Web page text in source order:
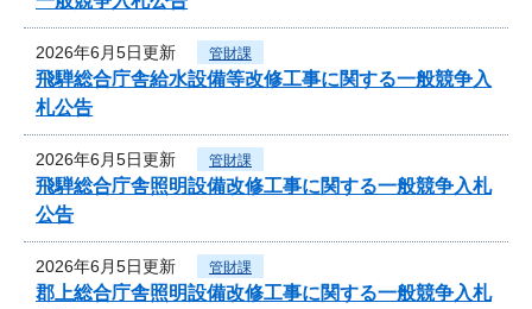
2026年6月5日更新 管財課
飛騨総合庁舎給水設備等改修工事に関する一般競争入
札公告
2026年6月5日更新 管財課
飛騨総合庁舎照明設備改修工事に関する一般競争入札
公告
2026年6月5日更新 管財課
郡上総合庁舎照明設備改修工事に関する一般競争入札